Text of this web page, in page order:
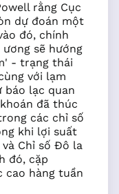
rằng Cục
dự đoán một
đó, chính
sẽ hướng
- trạng thái
với lạm
báo lạc quan
đã thúc
các chỉ số
khi lợi suất
Chỉ số Đô la
đó, cặp
cao hàng tuần